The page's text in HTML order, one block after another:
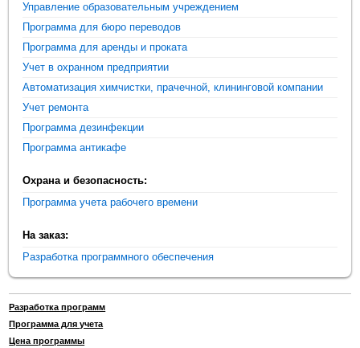
Управление образовательным учреждением
Программа для бюро переводов
Программа для аренды и проката
Учет в охранном предприятии
Автоматизация химчистки, прачечной, клининговой компании
Учет ремонта
Программа дезинфекции
Программа антикафе
Охрана и безопасность:
Программа учета рабочего времени
На заказ:
Разработка программного обеспечения
Разработка программ
Программа для учета
Цена программы